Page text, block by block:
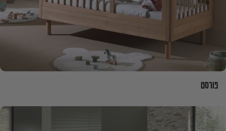
פורסט